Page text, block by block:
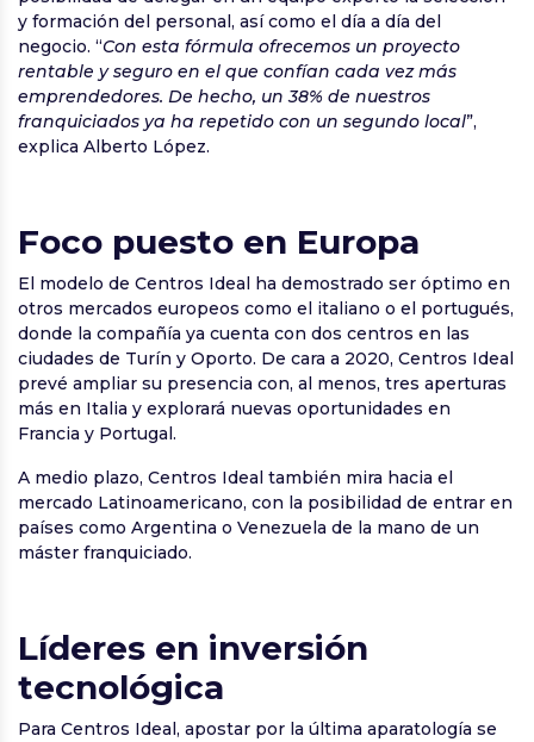
y formación del personal, así como el día a día del
negocio. “Con esta fórmula ofrecemos un proyecto
rentable y seguro en el que confían cada vez más
emprendedores. De hecho, un 38% de nuestros
franquiciados ya ha repetido con un segundo local”,
explica Alberto López.
Foco puesto en Europa
El modelo de Centros Ideal ha demostrado ser óptimo en
otros mercados europeos como el italiano o el portugués,
donde la compañía ya cuenta con dos centros en las
ciudades de Turín y Oporto. De cara a 2020, Centros Ideal
prevé ampliar su presencia con, al menos, tres aperturas
más en Italia y explorará nuevas oportunidades en
Francia y Portugal.
A medio plazo, Centros Ideal también mira hacia el
mercado Latinoamericano, con la posibilidad de entrar en
países como Argentina o Venezuela de la mano de un
máster franquiciado.
Líderes en inversión
tecnológica
Para Centros Ideal, apostar por la última aparatología se